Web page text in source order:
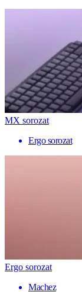
MX sorozat
Ergo sorozat
Ergo sorozat
Machez